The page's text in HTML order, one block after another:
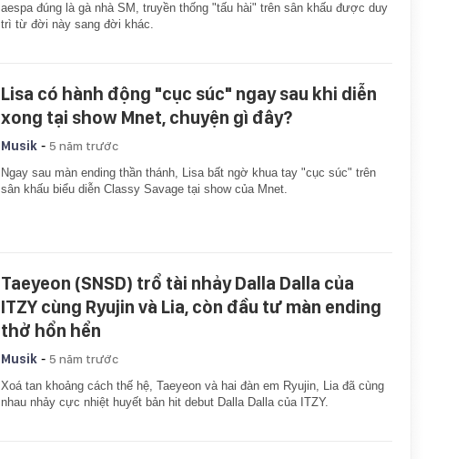
aespa đúng là gà nhà SM, truyền thống "tấu hài" trên sân khấu được duy
trì từ đời này sang đời khác.
Lisa có hành động "cục súc" ngay sau khi diễn
xong tại show Mnet, chuyện gì đây?
Musik - 5 năm trước
Ngay sau màn ending thần thánh, Lisa bất ngờ khua tay "cục súc" trên
sân khấu biểu diễn Classy Savage tại show của Mnet.
Taeyeon (SNSD) trổ tài nhảy Dalla Dalla của
ITZY cùng Ryujin và Lia, còn đầu tư màn ending
thở hổn hển
Musik - 5 năm trước
Xoá tan khoảng cách thế hệ, Taeyeon và hai đàn em Ryujin, Lia đã cùng
nhau nhảy cực nhiệt huyết bản hit debut Dalla Dalla của ITZY.